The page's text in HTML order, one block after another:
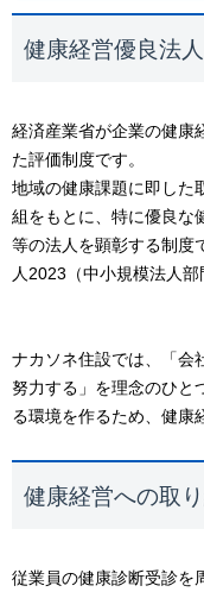
健康経営優良法
経済産業省が企業の健康
た評価制度です。
地域の健康課題に即した
組をもとに、 特に優良な
等の法人を顕彰する制度
人2023（中小規模法人部
ナカソネ住設では、「会
努力する」を理念のひと
る環境を作るため、健康
健康経営への取
従業員の健康診断受診を